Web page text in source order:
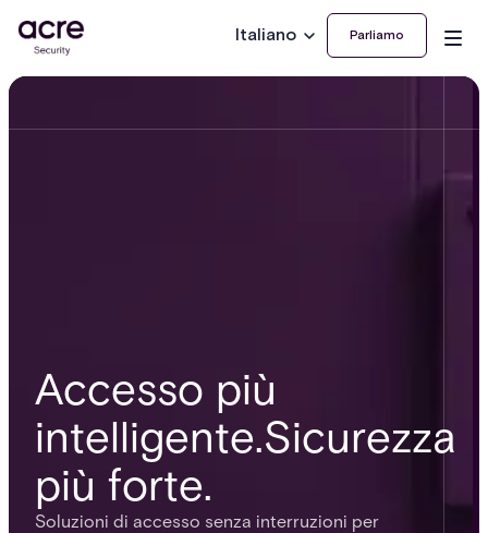
Italiano Parliamo
Accesso più
intelligente.Sicurezza
più forte.
Soluzioni di accesso senza interruzioni per